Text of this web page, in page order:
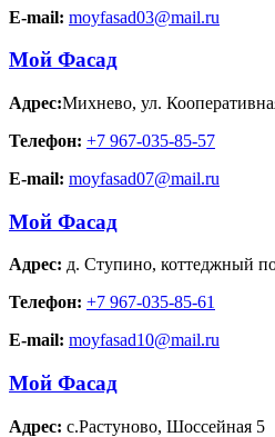
E-mail: moyfasad03@mail.ru
Мой Фасад
Адрес:Михнево, ул.
Телефон: +7 967-035-85-57
E-mail: moyfasad07@mail.ru
Мой Фасад
Адрес: д. Ступино, коттеджный
Телефон: +7 967-035-85-61
E-mail: moyfasad10@mail.ru
Мой Фасад
Адрес: с.Растуново, Шоссейная 5